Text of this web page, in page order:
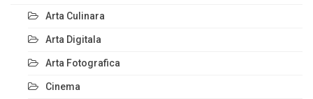
Arta Culinara
Arta Digitala
Arta Fotografica
Cinema